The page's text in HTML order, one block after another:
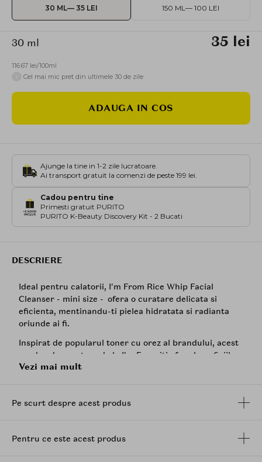
30 ML— 35 LEI 150 ML— 100 LEI
30 ml 35 lei
116.67 lei/100ml
Cel mai mic pret din ultimele 30 de zile
ADAUGA IN COS
Ajunge la tine in 1-2 zile lucratoare.
Ai transport gratuit la comenzi de peste 199 lei.
Cadou pentru tine
Primesti gratuit PURITO
PURITO K-Beauty Discovery Kit - 2 Bucati
DESCRIERE
Ideal pentru calatorii, I'm From Rice Whip Facial
Cleanser - mini size - ofera o curatare delicata si
eficienta, mentinandu-ti pielea hidratata si radianta
oriunde ai fi.
Inspirat de popularul toner cu orez al brandului, acest
produs de curatare de la I'm From iti ofera beneficiile
apei de orez intr-o formula inovatoare, care se
Imbogatit cu extracte de orez Yeoju si tarate de orez,
hidratarea pielii, lasand-o catifelata si luminoasa in
Vezi mai mult
Pe scurt despre acest produs
Pentru ce este acest produs